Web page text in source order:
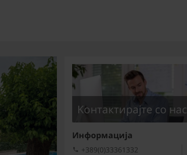
Kонтактирајте со нас
Информациja
+389(0)33361332